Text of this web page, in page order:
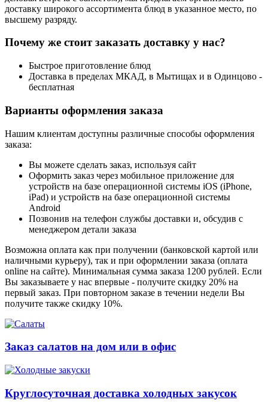
доставку широкого ассортимента блюд в указанное место, по
высшему разряду.
Почему же стоит заказать доставку у нас?
Быстрое приготовление блюд
Доставка в пределах МКАД, в Мытищах и в Одинцово -
бесплатная
Варианты оформления заказа
Нашим клиентам доступны различные способы оформления
заказа:
Вы можете сделать заказ, используя сайт
Оформить заказ через мобильное приложение для
устройств на базе операционной системы iOS (iPhone,
iPad) и устройств на базе операционной системы
Android
Позвонив на телефон службы доставки и, обсудив с
менеджером детали заказа
Возможна оплата как при получении (банковской картой или
наличными курьеру), так и при оформлении заказа (оплата
online на сайте). Минимальная сумма заказа 1200 рублей. Если
Вы заказываете у нас впервые - получите скидку 20% на
первый заказ. При повторном заказе в течении недели Вы
получите также скидку 10%.
Заказ салатов на дом или в офис
Круглосуточная доставка холодных закусок